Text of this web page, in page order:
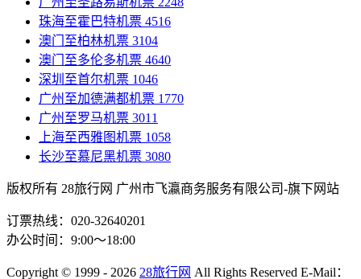
珠海至霍巴特机票 4516
澳门至柏林机票 3104
澳门至多伦多机票 4640
深圳至首尔机票 1046
广州至加德满都机票 1770
广州至罗马机票 3011
上海至西雅图机票 1058
长沙至慕尼黑机票 3080
版权所有 28旅行网 广州市飞瀛商务服务有限公司-旗下网站
订票热线：020-32640201
办公时间：9:00～18:00
Copyright © 1999 - 2026 28旅行网 All Rights Reserved E-Mail：